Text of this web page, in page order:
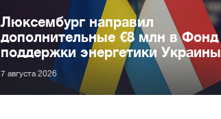
Люксембург направил
дополнительные €8 млн в Фонд
поддержки энергетики Украины
7 августа 2026